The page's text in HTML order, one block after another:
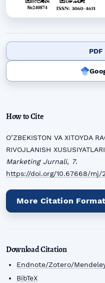
How to Cite
O’ZBEKISTON VA XITOYDA
RIVOJLANISH
Marketing Jurnali, 7.
https://doi.org/10.67668/mj/
More Citation
Download Citation
Endnote/Zotero/
BibTeX